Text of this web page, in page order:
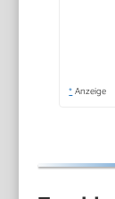
* Anzeige